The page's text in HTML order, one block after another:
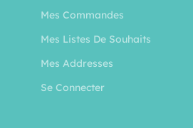
Mes Commandes
Mes Listes De Souhaits
Mes Addresses
Se Connecter